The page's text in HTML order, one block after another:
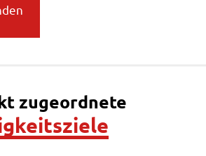
zugeordnete